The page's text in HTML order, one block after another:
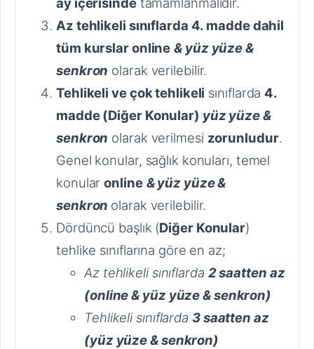
Az tehlikeli sınıflarda 4. madde dahil
tüm kurslaronline & yüz yüze &
senkron olarak verilebilir.
Tehlikeli ve çok tehlikeli sınıflarda4.
madde (Diğer Konular) yüz yüze &
senkron olarak verilmesi zorunludur.
Genel konular, sağlık konuları, temel
konularonline & yüz yüze &
senkron olarak verilebilir.
Dördüncü başlık (Diğer Konular)
tehlike sınıflarına göre en az;
Az tehlikeli sınıflarda 2 saatten az
(online & yüz yüze & senkron)
Tehlikeli sınıflarda 3 saatten az
(yüz yüze & senkron)